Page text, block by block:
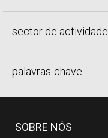
sector de actividade
SOBRE NÓS